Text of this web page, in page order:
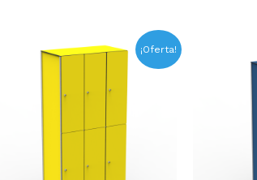
¡Oferta!
precio
889,19€.
precio
actual
es:
666,88€.